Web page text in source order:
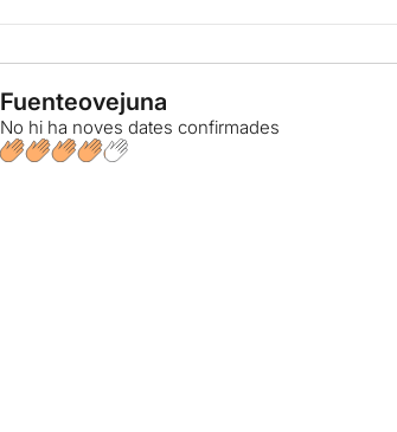
Fuenteovejuna
No hi ha noves dates confirmades